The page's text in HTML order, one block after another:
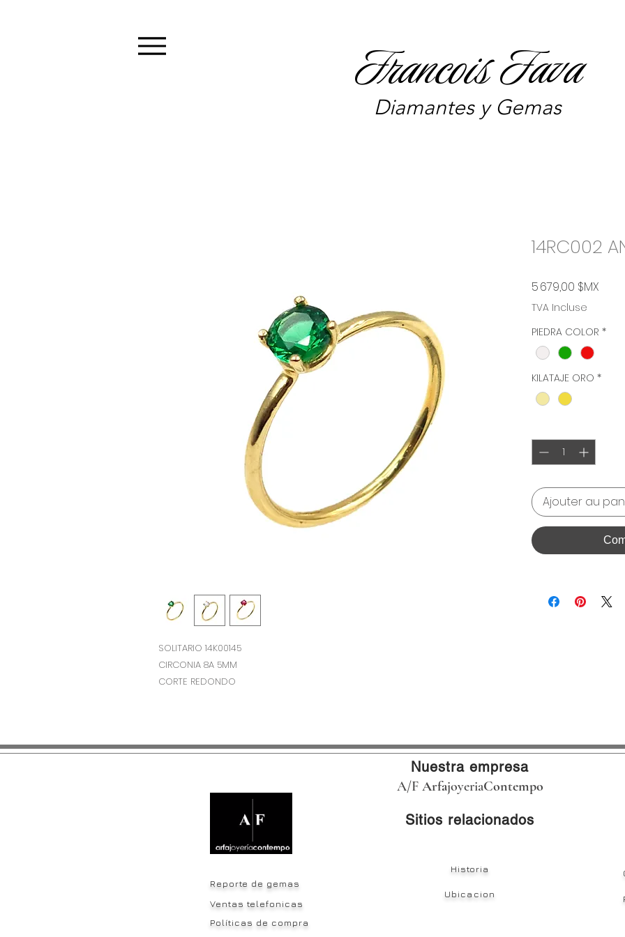
Diamantes y Gemas
Francois Fava
SOLITARIO 14K00145
CIRCONIA 8A 5MM
CORTE REDONDO
14RC002
5 679,00 $MXPrix
TVA Incluse
PIEDRA COLOR *
KILATAJE ORO *
Ajouter au
Nuestra empresa
A/F ArfajoyeriaContempo
Sitios relacionados
Historia
Reporte de gemas
Ventas telefonicas
Ubicacion
Políticas de compra